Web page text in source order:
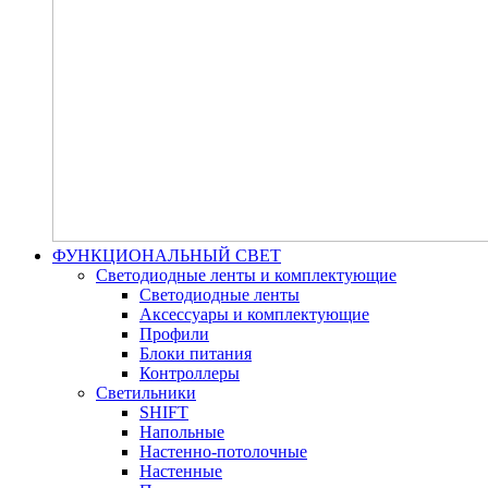
ФУНКЦИОНАЛЬНЫЙ СВЕТ
Светодиодные ленты и комплектующие
Светодиодные ленты
Аксессуары и комплектующие
Профили
Блоки питания
Контроллеры
Светильники
SHIFT
Напольные
Настенно-потолочные
Настенные